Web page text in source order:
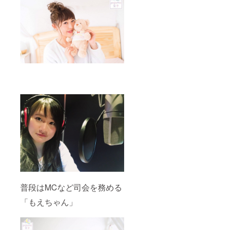
普段はMCなど司会を務める
「もえちゃん」